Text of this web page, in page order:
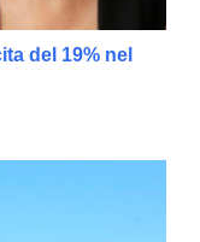
del 19% nel